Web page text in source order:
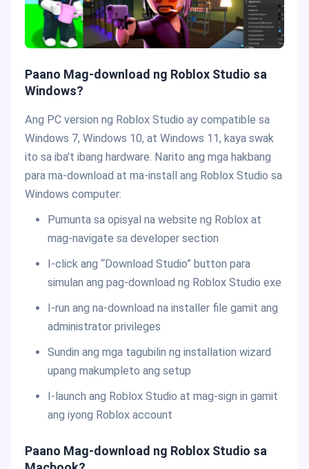
Paano Mag-download ng Roblox Studio sa
Windows?
Ang PC version ng Roblox Studio ay compatible sa
Windows 7, Windows 10, at Windows 11, kaya swak
ito sa iba’t ibang hardware. Narito ang mga hakbang
para ma-download at ma-install ang Roblox Studio sa
Windows computer:
Pumunta sa opisyal na website ng Roblox at
mag-navigate sa developer section
I-click ang “Download Studio” button para
simulan ang pag-download ng Roblox Studio exe
I-run ang na-download na installer file gamit ang
administrator privileges
Sundin ang mga tagubilin ng installation wizard
upang makumpleto ang setup
I-launch ang Roblox Studio at mag-sign in gamit
ang iyong Roblox account
Paano Mag-download ng Roblox Studio sa